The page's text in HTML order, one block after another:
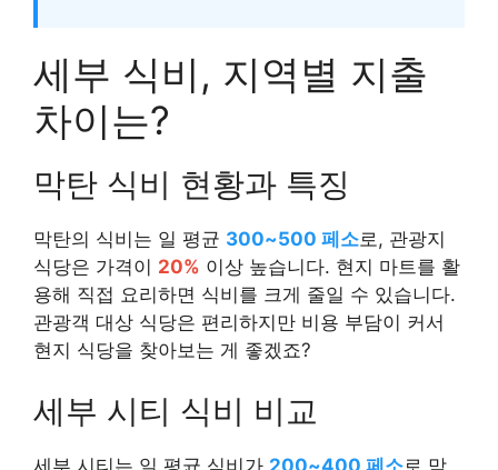
세부 식비, 지역별 지출
차이는?
막탄 식비 현황과 특징
막탄의 식비는 일 평균 300~500 페소로, 관광지
식당은 가격이 20% 이상 높습니다. 현지 마트를 활
용해 직접 요리하면 식비를 크게 줄일 수 있습니다.
관광객 대상 식당은 편리하지만 비용 부담이 커서
현지 식당을 찾아보는 게 좋겠죠?
세부 시티 식비 비교